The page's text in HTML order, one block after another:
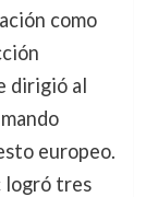
como
dirigió al
europeo.
logró tres